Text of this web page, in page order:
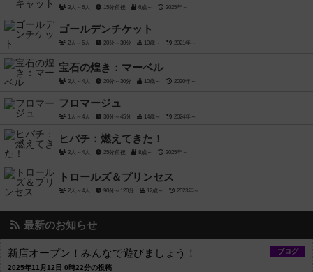
3人～6人 15分前後 6歳～ 2025年～
ゴールデンチケット
2人～5人 20分～30分 10歳～ 2021年～
宝石の煌き：マーベル
2人～4人 20分～30分 10歳～ 2020年～
フロマージュ
1人～4人 30分～45分 14歳～ 2024年～
ヒバチ：燃えてきた！
2人～4人 25分前後 8歳～ 2025年～
トロールズ＆プリンセス
2人～4人 90分～120分 12歳～ 2023年～
最新のお知らせ
ブログ
新店オープン！みんなで遊びましょう！
2025年11月12日 0時22分の投稿